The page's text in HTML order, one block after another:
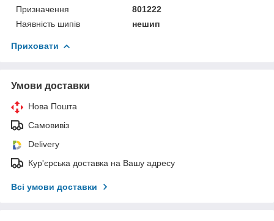
Призначення
801222
Наявність шипів
нешип
Приховати
Умови доставки
Нова Пошта
Самовивіз
Delivery
Кур'єрська доставка на Вашу адресу
Всі умови доставки